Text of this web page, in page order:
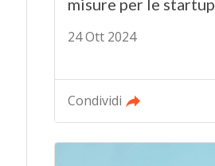
misure per le startup
24 Ott 2024
Condividi